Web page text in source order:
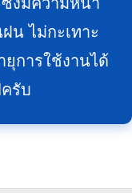
น ไม่กะเทาะ
การใช้งานได้
รับ